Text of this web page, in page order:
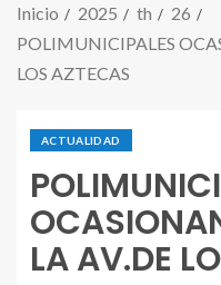
Inicio 2025 th
26
POLIMUNICIPALES
LOS AZTECAS
ACTUALIDAD
LA AV.DE